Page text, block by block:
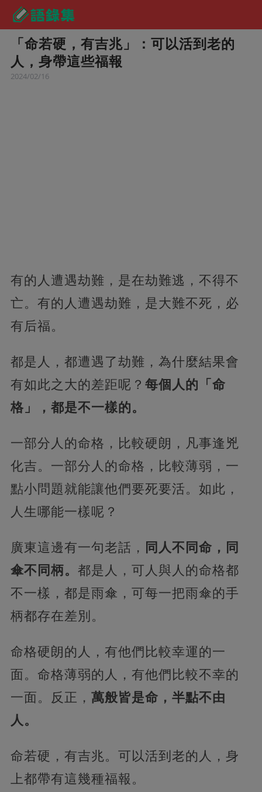
「命若硬，有吉兆」：可以活到老的
人，身帶這些福報
2024/02/16
有的人遭遇劫難，是在劫難逃，不得不
亡。有的人遭遇劫難，是大難不死，必
有后福。
都是人，都遭遇了劫難，為什麼結果會
有如此之大的差距呢？ 每個人的「命
格」
，都是不一樣的。
一部分人的命格，比較硬朗，凡事逢兇
化吉。一部分人的命格，比較薄弱，一
點小問題就能讓他們要死要活。如此，
人生哪能一樣呢？
廣東這邊有一句老話， 同人不同命， 同
傘不同柄。 都是人，可人與人的命格都
不一樣，都是雨傘，可每一把雨傘的手
柄都存在差別。
命格硬朗的人，有他們比較幸運的一
面。命格薄弱的人，有他們比較不幸的
一面。反正， 萬般皆是命，半點不由
人。
命若硬，有吉兆。可以活到老的人，身
上都帶有這幾種福報。